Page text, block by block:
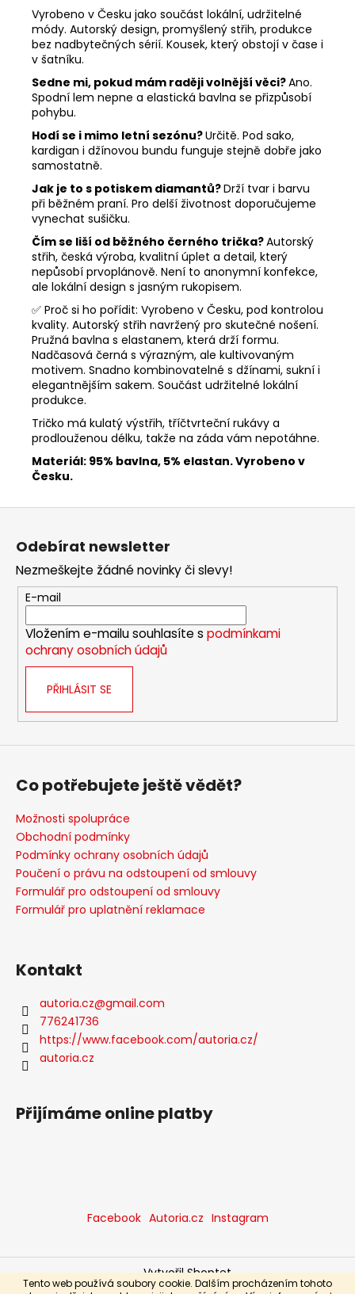
Tento web používá soubory cookie. Dalším procházením tohoto
Vyrobeno v Česku jako součást lokální, udržitelné
módy. Autorský design, promyšlený střih, produkce
bez nadbytečných sérií. Kousek, který obstojí v čase i
v šatníku.
Sedne mi, pokud mám raději volnější věci?Ano.
Spodní lem nepne a elastická bavlna se přizpůsobí
pohybu.
Hodí se i mimo letní sezónu?Určitě. Pod sako,
kardigan i džínovou bundu funguje stejně dobře jako
samostatně.
Jak je to s potiskem diamantů?Drží tvar i barvu
při běžném praní. Pro delší životnost doporučujeme
vynechat sušičku.
Čím se liší od běžného černého trička?Autorský
střih, česká výroba, kvalitní úplet a detail, který
nepůsobí prvoplánově. Není to anonymní konfekce,
ale lokální design s jasným rukopisem.
✅ Proč si ho pořídit: Vyrobeno v Česku, pod kontrolou
kvality. Autorský střih navržený pro skutečné nošení.
Pružná bavlna s elastanem, která drží formu.
Nadčasová černá s výrazným, ale kultivovaným
motivem. Snadno kombinovatelné s džínami, sukní i
elegantnějším sakem. Součást udržitelné lokální
produkce.
Tričko má kulatý výstřih, tříčtvrteční rukávy a
prodlouženou délku, takže na záda vám nepotáhne.
Materiál: 95% bavlna, 5% elastan. Vyrobeno v
Česku.
Z
Odebírat newsletter
Nezmeškejte žádné novinky či slevy!
E-mail
Vložením e-mailu souhlasíte s podmínkami
ochrany osobních údajů
PŘIHLÁSIT SE
Co potřebujete ještě vědět?
Možnosti spolupráce
Obchodní podmínky
Podmínky ochrany osobních údajů
Poučení o právu na odstoupení od smlouvy
Formulář pro odstoupení od smlouvy
Formulář pro uplatnění reklamace
Kontakt
autoria.cz@gmail.com
776241736
https://www.facebook.com/autoria.cz/
autoria.cz
Přijímáme online platby
Facebook Autoria.cz Instagram
Vytvořil Shoptet